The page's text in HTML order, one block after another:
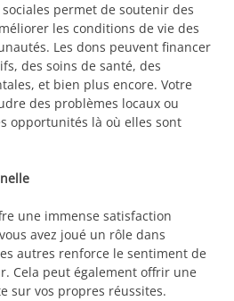
permet de soutenir des
les conditions de vie des
Les dons peuvent financer
des soins de santé, des
et bien plus encore. Votre
des problèmes locaux ou
opportunités là où elles sont
une immense satisfaction
avez joué un rôle dans
autres renforce le sentiment de
Cela peut également offrir une
sur vos propres réussites.